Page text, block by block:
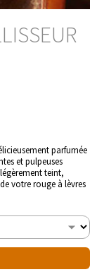
parfumée
et pulpeuses
teint,
votre rouge à lèvres